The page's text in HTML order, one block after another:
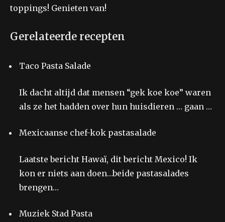
toppings! Genieten van!
Gerelateerde recepten
Taco Pasta Salade
Ik dacht altijd dat mensen “gek koe koe” waren
als ze het hadden over hun huisdieren … gaan …
Mexicaanse chef-kok pastasalade
Laatste bericht Hawaï, dit bericht Mexico! Ik
kon er niets aan doen…beide pastasalades
brengen…
Muziek Stad Pasta